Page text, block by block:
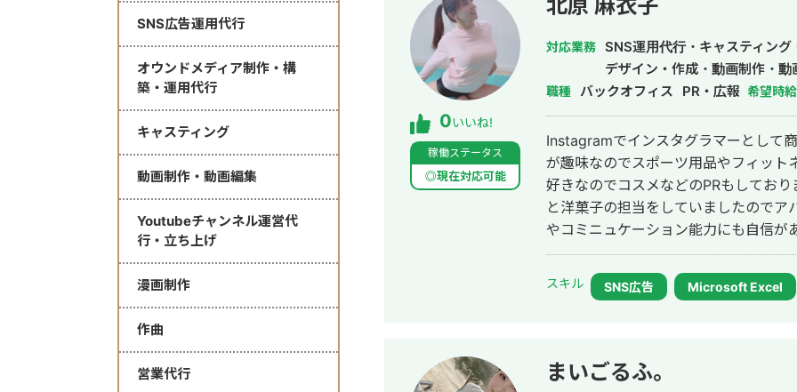
SNS広告運用代行
オウンドメディア制作・構
築・運用代行
キャスティング
動画制作・動画編集
Youtubeチャンネル運営代
行・立ち上げ
漫画制作
作曲
営業代行
0いいね!
稼働ステータス
◎現在対応可能
北原 麻衣子
対応業務 SNS運用代行・キャスティン
デザイン・作成・動画制作・動
職種 バックオフィス PR・広報 希望時
Instagramでインスタグラマーとして
が趣味なのでスポーツ用品やフィット
好きなのでコスメなどのPRもしております。 以前百貨店勤務をし
と洋菓子の担当をしていましたので
やコミニュケーション能力にも自信があり、
書を専攻しましたので秘書士を取得しました。 また事務系だと
験もあり、給与計算の経験もあります
スキル SNS広告 Microsoft Excel
まいごるふ。